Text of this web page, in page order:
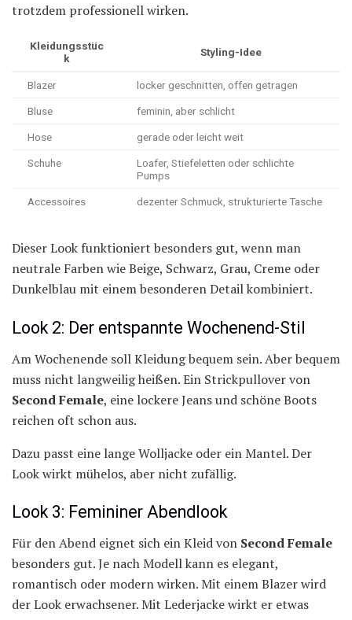
trotzdem professionell wirken.
Kleidungsstüc
k
Styling-Idee
Blazer locker geschnitten, offen getragen
Bluse feminin, aber schlicht
Hose gerade oder leicht weit
Schuhe
Loafer, Stiefeletten oder schlichte
Pumps
Accessoires dezenter Schmuck, strukturierte Tasche
Dieser Look funktioniert besonders gut, wenn man
neutrale Farben wie Beige, Schwarz, Grau, Creme oder
Dunkelblau mit einem besonderen Detail kombiniert.
Look 2: Der entspannte Wochenend-Stil
Am Wochenende soll Kleidung bequem sein. Aber bequem
muss nicht langweilig heißen. Ein Strickpullover von
Second Female, eine lockere Jeans und schöne Boots
reichen oft schon aus.
Dazu passt eine lange Wolljacke oder ein Mantel. Der
Look wirkt mühelos, aber nicht zufällig.
Look 3: Femininer Abendlook
Für den Abend eignet sich ein Kleid von Second Female
besonders gut. Je nach Modell kann es elegant,
romantisch oder modern wirken. Mit einem Blazer wird
der Look erwachsener. Mit Lederjacke wirkt er etwas